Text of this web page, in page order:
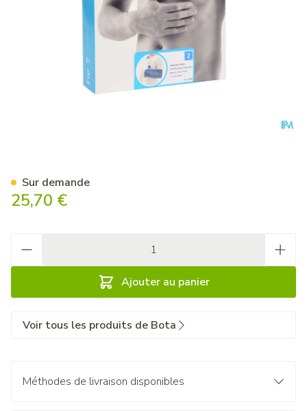
25,70 €
Ajouter au panier
Sur demande
Voir tous les produits de Bota
Méthodes de livraison disponibles